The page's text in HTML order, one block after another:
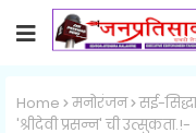
Home मनोरंजन सई-
'श्रीदेवी प्रसन्न' ची उत्सुकता.!-